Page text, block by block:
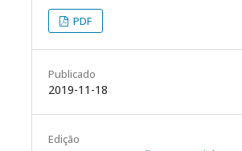
PDF
Publicado
2019-11-18
Edição